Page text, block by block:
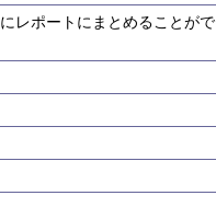
レポートにまとめることがで